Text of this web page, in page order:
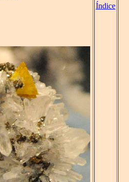
Índice